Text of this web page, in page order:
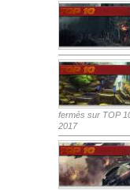
fermés sur TOP
2017